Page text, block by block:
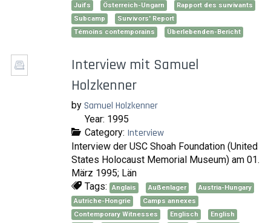
Juifs
Österreich-Ungarn
Rapport des survivants
Subcamp
Survivors' Report
Témoins contemporains
Überlebenden-Bericht
Interview mit Samuel
Holzkenner
by Samuel Holzkenner
Year: 1995
Category: Interview
Interview der USC Shoah Foundation (United
States Holocaust Memorial Museum) am 01.
März 1995; Län
Tags:
Anglais Außenlager
Austria-Hungary
Autriche-Hongrie
Camps annexes
Contemporary Witnesses
Englisch
English